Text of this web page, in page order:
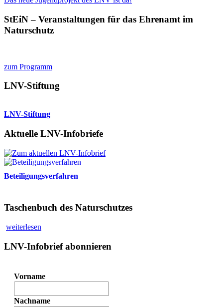
StEiN – Veranstaltungen für das Ehrenamt im
Naturschutz
zum Programm
LNV-Stiftung
LNV-Stiftung
Aktuelle LNV-Infobriefe
Beteiligungsverfahren
Taschenbuch des Naturschutzes
weiterlesen
LNV-Infobrief abonnieren
Vorname
Nachname